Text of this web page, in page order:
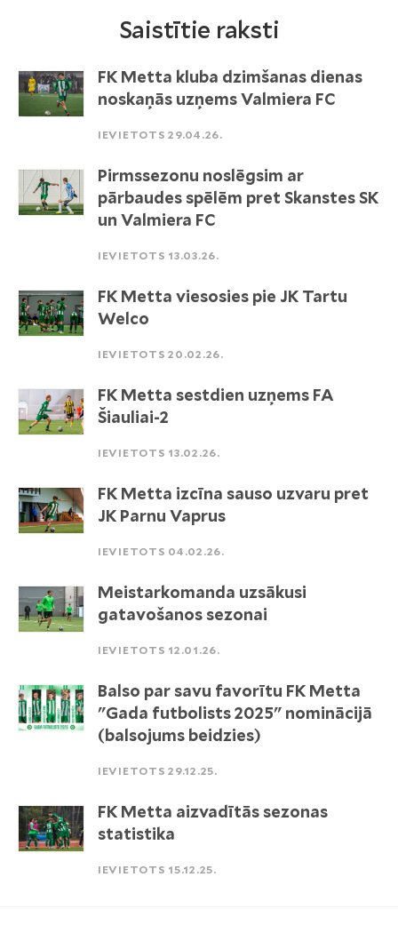
Saistītie raksti
FK Metta kluba dzimšanas dienas
noskaņās uzņems Valmiera FC
IEVIETOTS 29.04.26.
Pirmssezonu noslēgsim ar
pārbaudes spēlēm pret Skanstes SK
un Valmiera FC
IEVIETOTS 13.03.26.
FK Metta viesosies pie JK Tartu
Welco
IEVIETOTS 20.02.26.
FK Metta sestdien uzņems FA
Šiauliai-2
IEVIETOTS 13.02.26.
FK Metta izcīna sauso uzvaru pret
JK Parnu Vaprus
IEVIETOTS 04.02.26.
Meistarkomanda uzsākusi
gatavošanos sezonai
IEVIETOTS 12.01.26.
Balso par savu favorītu FK Metta
"Gada futbolists 2025" nominācijā
(balsojums beidzies)
IEVIETOTS 29.12.25.
FK Metta aizvadītās sezonas
statistika
IEVIETOTS 15.12.25.